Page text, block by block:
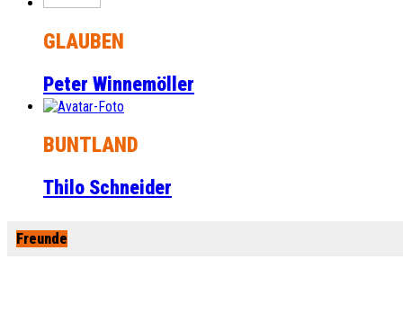
GLAUBEN
Peter Winnemöller
BUNTLAND
Thilo Schneider
Freunde